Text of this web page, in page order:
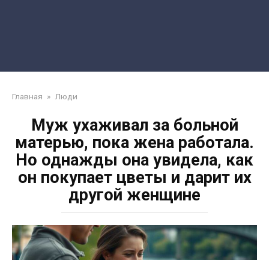
Главная » Люди
Муж ухаживал за больной
матерью, пока жена работала.
Но однажды она увидела, как
он покупает цветы и дарит их
другой женщине